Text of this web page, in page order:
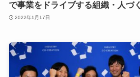
で事業をドライブする組織・人づ
2022年1月17日